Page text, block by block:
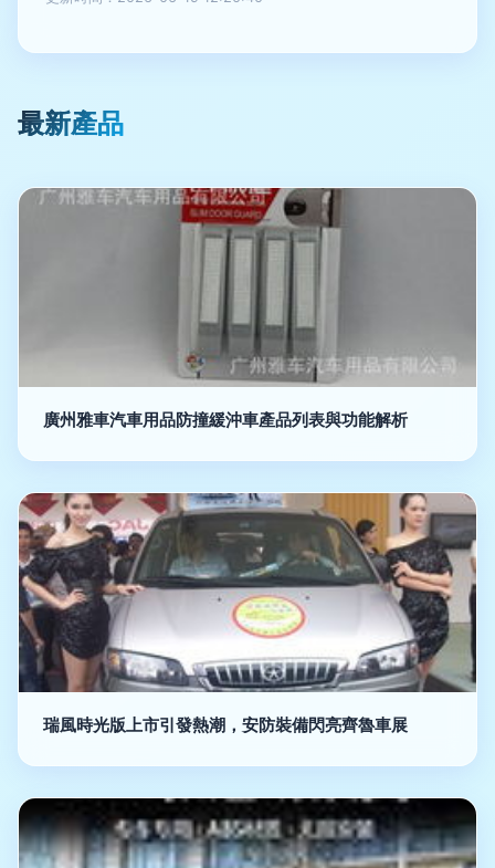
最新產品
廣州雅車汽車用品防撞緩沖車產品列表與功能解析
瑞風時光版上市引發熱潮，安防裝備閃亮齊魯車展